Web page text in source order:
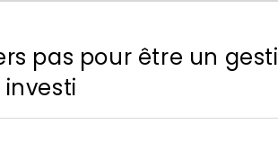
pas pour être un